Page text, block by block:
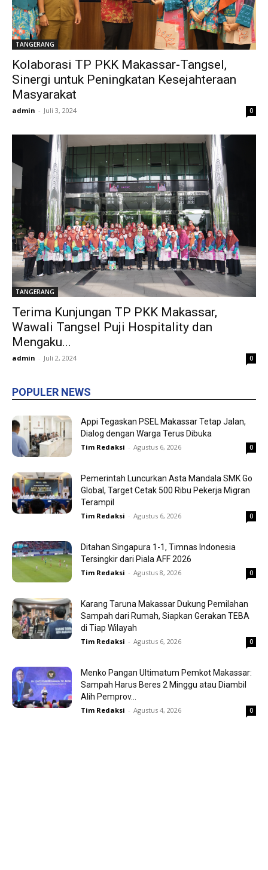
TANGERANG
Kolaborasi TP PKK Makassar-Tangsel,
Sinergi untuk Peningkatan Kesejahteraan
Masyarakat
admin - Juli 3, 2024 0
TANGERANG
Terima Kunjungan TP PKK Makassar,
Wawali Tangsel Puji Hospitality dan
Mengaku...
admin - Juli 2, 2024 0
POPULER NEWS
Appi Tegaskan PSEL Makassar Tetap Jalan,
Dialog dengan Warga Terus Dibuka
Tim Redaksi - Agustus 6, 2026 0
Pemerintah Luncurkan Asta Mandala SMK Go
Global, Target Cetak 500 Ribu Pekerja Migran
Terampil
Tim Redaksi - Agustus 6, 2026 0
Ditahan Singapura 1-1, Timnas Indonesia
Tersingkir dari Piala AFF 2026
Tim Redaksi - Agustus 8, 2026 0
Karang Taruna Makassar Dukung Pemilahan
Sampah dari Rumah, Siapkan Gerakan TEBA
di Tiap Wilayah
Tim Redaksi - Agustus 6, 2026 0
Menko Pangan Ultimatum Pemkot Makassar:
Sampah Harus Beres 2 Minggu atau Diambil
Alih Pemprov...
Tim Redaksi - Agustus 4, 2026 0